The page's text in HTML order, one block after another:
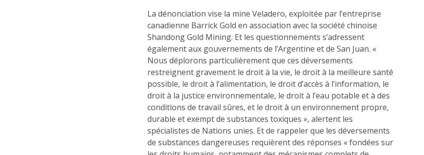
La dénonciation vise la mine Veladero, exploitée par l’entreprise
canadienne Barrick Gold en association avec la société chinoise
Shandong Gold Mining. Et les questionnements s’adressent
également aux gouvernements de l’Argentine et de San Juan. «
Nous déplorons particulièrement que ces déversements
restreignent gravement le droit à la vie, le droit à la meilleure santé
possible, le droit à l’alimentation, le droit d’accès à l’information, le
droit à la justice environnementale, le droit à l’eau potable et à des
conditions de travail sûres, et le droit à un environnement propre,
durable et exempt de substances toxiques », alertent les
spécialistes de Nations unies. Et de rappeler que les déversements
de substances dangereuses requièrent des réponses « fondées sur